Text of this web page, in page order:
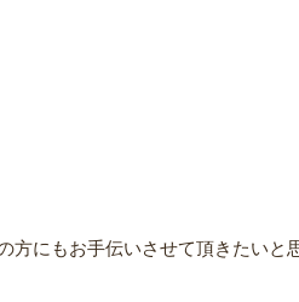
方にもお手伝いさせて頂きたいと